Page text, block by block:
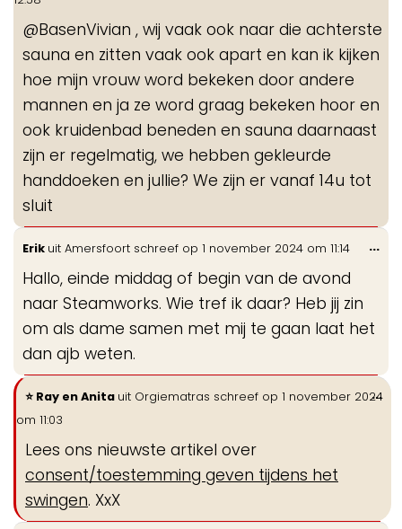
@BasenVivian , wij vaak ook naar die achterste
sauna en zitten vaak ook apart en kan ik kijken
hoe mijn vrouw word bekeken door andere
mannen en ja ze word graag bekeken hoor en
ook kruidenbad beneden en sauna daarnaast
zijn er regelmatig, we hebben gekleurde
handdoeken en jullie? We zijn er vanaf 14u tot
sluit
Erik uit Amersfoort schreef op 1 november 2024 om 11:14
Hallo, einde middag of begin van de avond
naar Steamworks. Wie tref ik daar? Heb jij zin
om als dame samen met mij te gaan laat het
dan ajb weten.
...
Ray en Anita uit Orgiematras schreef op 1 november 2024
om 11:03
Lees ons nieuwste artikel over
consent/toestemming geven tijdens het
swingen. XxX
...